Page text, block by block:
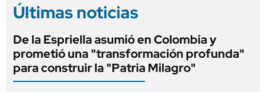
Últimas noticias
De la Espriella asumió en Colombia y
prometió una "transformación profunda"
para construir la "Patria Milagro"